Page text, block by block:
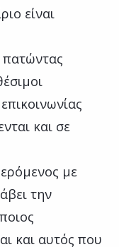
είναι
πατώντας
και σε
με
την
και αυτός που